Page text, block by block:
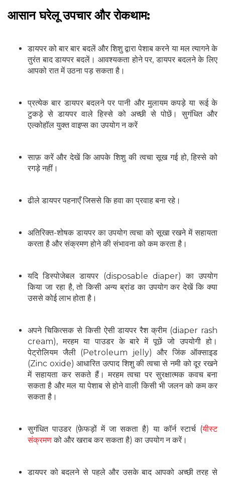
आसान घरेलू उपचार और रोकथाम:
डायपर को बार बार बदलें और शिशु द्वारा पेशाब करने या मल त्यागने के
तुरंत बाद डायपर बदलें। आवश्यकता होने पर, डायपर बदलने के लिए
आपको रात में उठना पड़ सकता है।
प्रत्येक बार डायपर बदलने पर पानी और मुलायम कपड़े या रूई के
टुकड़े से डायपर वाले हिस्से को अच्छी से पोछें। सुगंधित और
एल्कोहॉल युक्त वाइप्स का उपयोग न करें
साफ़ करें और देखें कि आपके शिशु की त्वचा सूख गई हो, हिस्से को
रगड़े नहीं।
ढीले डायपर पहनाएँ जिससे कि हवा का प्रवाह बना रहे।
अतिरिक्त-शोषक डायपर का उपयोग त्वचा को सूखा रखने में सहायता
करता है और संक्रमण होने की संभावना को कम करता है।
यदि डिस्पोजेबल डायपर (disposable diaper) का उपयोग
किया जा रहा है, तो किसी अन्य ब्रांड का उपयोग कर देखें कि क्या
उससे कोई लाभ होता है।
अपने चिकित्सक से किसी ऐसी डायपर रैश क्रीम (diaper rash
cream), मरहम या पाउडर के बारे में पूछें जो उपयोगी हो।
पेट्रोलियम जैली (Petroleum jelly) और जिंक ऑक्साइड
(Zinc oxide) आधारित उत्पाद शिशु की त्वचा से नमी को दूर रखने
में सहायता कर सकते हैं। मरहम त्वचा पर सुरक्षात्मक कवच बना
सकता है और मल या पेशाब से होने वाली किसी भी जलन को कम कर
सकता है।
सुगंधित पाउडर (फ़ेफड़ों में जा सकता है) या कॉर्न स्टार्च (यीस्ट
संक्रमणको और खराब कर सकता है) का उपयोग न करें।
डायपर को बदलने से पहले और उसके बाद आपको अच्छी तरह से